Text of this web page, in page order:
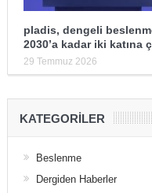
pladis, dengeli
2030’a kadar iki katına
29 Temmuz 2026
KATEGORILER
Beslenme
Dergiden Haberler